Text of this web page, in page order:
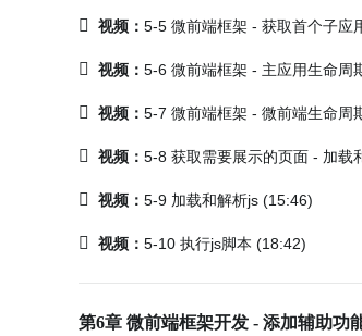
视频： 5-5 微前端框架 - 获取首个子应
视频： 5-6 微前端框架 - 主应用生命周
视频： 5-7 微前端框架 - 微前端生命周
视频： 5-8 获取需要展示的页面 - 加载
视频： 5-9 加载和解析js (15:46)
视频： 5-10 执行js脚本 (18:42)
第6章 微前端框架开发 - 添加辅助功